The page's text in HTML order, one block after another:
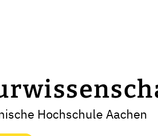
Hochschule Aachen